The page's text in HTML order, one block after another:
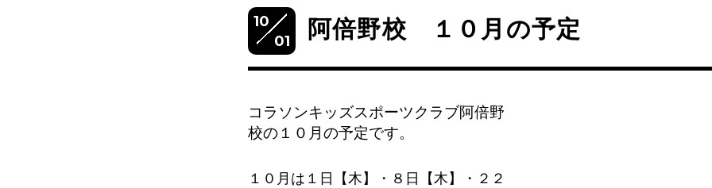
10
01
阿倍野校 １０月の予定
コラソンキッズスポーツクラブ阿倍野
校の１０ 月の予定です。
１０月は１日【木】・８日【木】・２２